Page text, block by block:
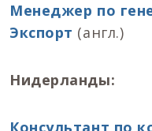
Менеджер по
Экспорт (англ.)
Нидерланды:
Консультант по